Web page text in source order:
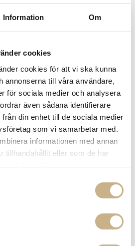
Information Om
cookies
cookies för att vi ska kunna
annonserna till våra användare,
för sociala medier och analysera
även sådana identifierare
din enhet till de sociala medier
som vi samarbetar med.
informationen med annan
tillhandahållit eller som de har
deras tjänster.
LÄGG I VARUKORG
lagervaror. Läs mer
på lagervaror
när du registrerar dig för vårt
vid köp över 1000:-
större möbler